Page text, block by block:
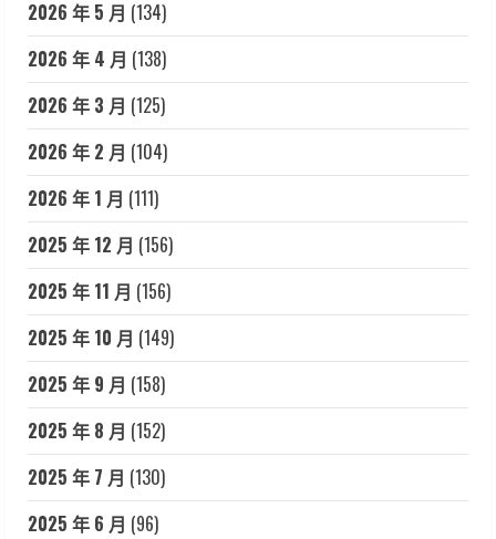
2026 年 5 月 (134)
2026 年 4 月 (138)
2026 年 3 月 (125)
2026 年 2 月 (104)
2026 年 1 月 (111)
2025 年 12 月 (156)
2025 年 11 月 (156)
2025 年 10 月 (149)
2025 年 9 月 (158)
2025 年 8 月 (152)
2025 年 7 月 (130)
2025 年 6 月 (96)